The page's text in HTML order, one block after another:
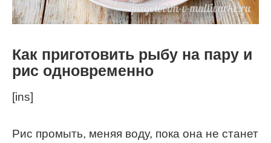
Как приготовить рыбу на пару и
рис одновременно
[ins]
Рис промыть, меняя воду, пока она не станет